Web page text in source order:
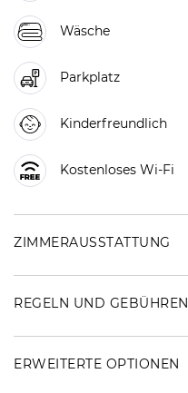
Wäsche
Parkplatz
Kinderfreundlich
Kostenloses Wi-Fi
ZIMMERAUSSTATTUNG
REGELN UND GEBÜHREN
ERWEITERTE OPTIONEN